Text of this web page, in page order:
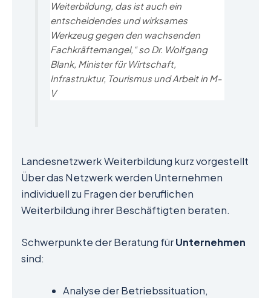
Weiterbildung, das ist auch ein
entscheidendes und wirksames
Werkzeug gegen den wachsenden
Fachkräftemangel,“ so Dr. Wolfgang
Blank, Minister für Wirtschaft,
Infrastruktur, Tourismus und Arbeit in M-
V
Landesnetzwerk Weiterbildung kurz vorgestellt
Über das Netzwerk werden Unternehmen
individuell zu Fragen der beruflichen
Weiterbildung ihrer Beschäftigten beraten.
Schwerpunkte der Beratung fürUnternehmen
sind:
Analyse der Betriebssituation,